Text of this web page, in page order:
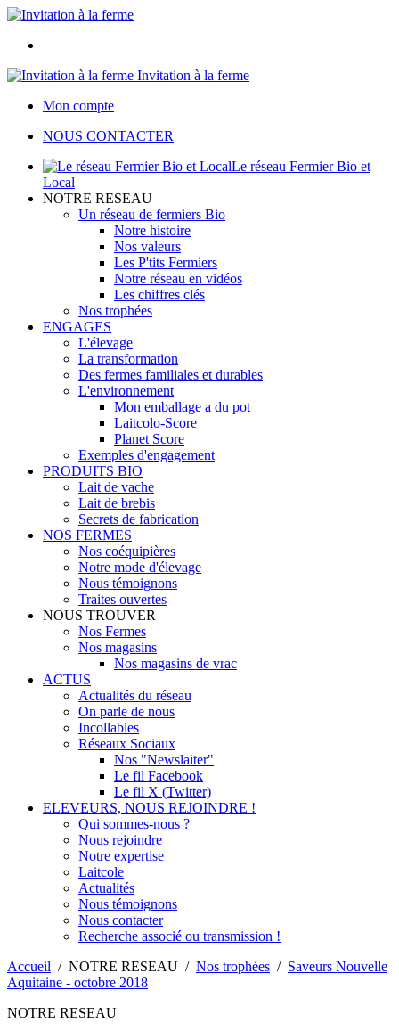
Invitation à la ferme
Mon compte
NOUS CONTACTER
Le réseau Fermier Bio et
Local
NOTRE RESEAU
Un réseau de fermiers Bio
Notre histoire
Nos valeurs
Les P'tits Fermiers
Notre réseau en vidéos
Les chiffres clés
Nos trophées
ENGAGES
L'élevage
La transformation
Des fermes familiales et durables
L'environnement
Mon emballage a du pot
Laitcolo-Score
Planet Score
Exemples d'engagement
PRODUITS BIO
Lait de vache
Lait de brebis
Secrets de fabrication
NOS FERMES
Nos coéquipières
Notre mode d'élevage
Nous témoignons
Traites ouvertes
NOUS TROUVER
Nos Fermes
Nos magasins
Nos magasins de vrac
ACTUS
Actualités du réseau
On parle de nous
Incollables
Réseaux Sociaux
Nos "Newslaiter"
Le fil Facebook
Le fil X (Twitter)
ELEVEURS, NOUS REJOINDRE !
Qui sommes-nous ?
Nous rejoindre
Notre expertise
Laitcole
Actualités
Nous témoignons
Nous contacter
Recherche associé ou transmission !
Accueil / NOTRE RESEAU / Nos trophées / Saveurs Nouvelle
Aquitaine - octobre 2018
NOTRE RESEAU